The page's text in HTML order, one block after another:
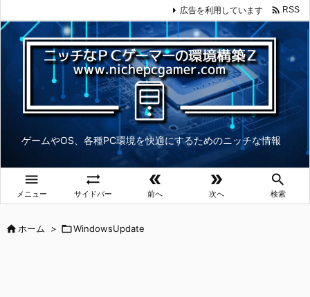
ゲームやOS、各種PC環境を快適にするためのニッチな情報

メニュー

サイドバー

前へ

次へ

検索
広告を利用しています  RSS
ホーム > WindowsUpdate